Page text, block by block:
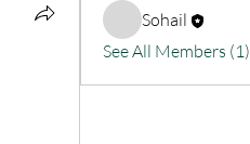
Sohail
See All Members (1)